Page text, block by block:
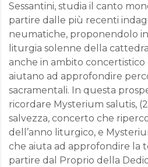
Sessantini, studia il canto
partire dalle più recenti
neumatiche, proponendolo
liturgia solenne della
anche in ambito
aiutano ad approfondire
sacramentali. In questa
ricordare Mysterium salutis,
salvezza, concerto che
dell’anno liturgico, e
che aiuta ad approfondire la
partire dal Proprio della